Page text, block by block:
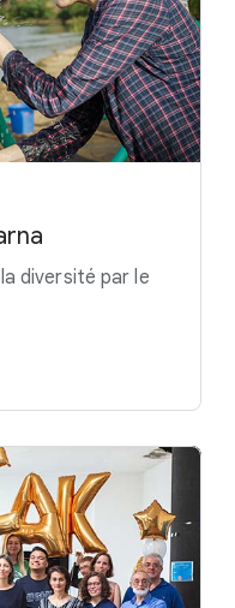
diversité par le